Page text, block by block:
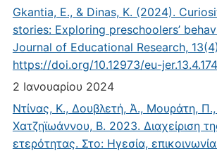
Gkantia, E., & Dinas, K. (2024).
stories: Exploring preschoolers’
Journal of Educational Research,
https://doi.org/10.12973/eu-
2 Ιανουαρίου 2024
Ντίνας, Κ., Δουβλετή, Ά., Μουράτη,
Χατζηϊωάννου, Β. 2023. Διαχείριση
ετερότητας. Στο: Ηγεσία,